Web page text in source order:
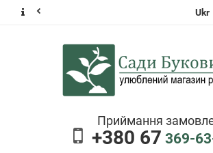
Ukr
Приймання
+380 67 369-